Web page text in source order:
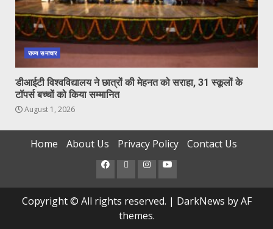
राज्य समाचार
डीआईटी विश्वविद्यालय ने छात्रों की मेहनत को सराहा, 31 स्कूलों के
टॉपर्स बच्चों को किया सम्मानित
August 1, 2026
Home About Us Privacy Policy Contact Us
FacebookTwitterInstagram
Youtube
Copyright © All rights reserved. | DarkNews by AF
themes.